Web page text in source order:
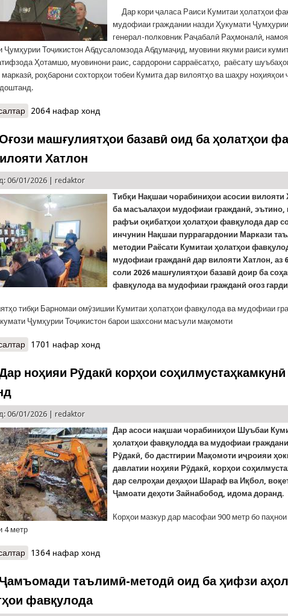
Дар кори ҷаласа Раиси Кумитаи ҳолатҳои
мудофиаи граждании назди Ҳукумати
генерал-полковник Раҷабалӣ Раҳмоналӣ,
Ҷумҳурии Тоҷикистон Абдусаломзода Абдумаҷид, муовини якуми раиси
Ҳотамшо, муовинони раис, сардорони сарраёсатҳо, раёсату
марказӣ, роҳбарони сохторҳои тобеи Кумита дар вилоятҳо ва шаҳру ноҳияҳои
о КҲФ: Натиҷаи фаъолият дар соли 2025 ва вазифагузорӣ барои
2064 нафар хонд
машғулиятҳои базавӣ оид ба ҳолатҳои
Хатлон
06/01/2026 |redaktor
Тибқи Нақшаи чорабиниҳои асосии вилояти
ба масъалаҳои мудофиаи гражданӣ, эътино,
рафъи оқибатҳои ҳолатҳои фавқулода дар
инчунин Нақшаи пуррагардонии Маркази
методии Раёсати Кумитаи ҳолатҳои
мудофиаи гражданӣ дар вилояти Хатлон, аз
соли 2026 машғулиятҳои базавӣ доир ба
фавқулода ва мудофиаи гражданӣ оғоз
тибқи Барномаи омӯзишии Кумитаи ҳолатҳои фавқулода ва мудофиаи
Ҷумҳурии Тоҷикистон барои шахсони масъули мақомоти
о КҲФ: Оғози машғулиятҳои базавӣ оид ба ҳолатҳои фавқулода
1701 нафар хонд
ноҳияи Рӯдакӣ корҳои
06/01/2026 |redaktor
Дар асоси нақшаи чорабиниҳои Шуъбаи
ҳолатҳои фавқулодда ва мудофиаи
Рӯдакӣ, бо дастгирии Мақомоти иҷроияи
давлатии ноҳияи Рӯдакӣ, корҳои
дар селроҳаи деҳаҳои Шараф ва Иқбол,
Ҷамоати деҳоти Зайнабобод, идома доранд.
Корҳои мазкур дар масофаи 900 метр бо
4 метр
о КҲФ: Дар ноҳияи Рӯдакӣ корҳои соҳилмустаҳкамкунӣ идома
1364 нафар хонд
таълимӣ-методӣ оид ба ҳифзи
фавқулода